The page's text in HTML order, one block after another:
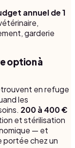
annuel de 1
garderie
option à
en refuge
les
200 à 400 €
et stérilisation
— et
portée chez un